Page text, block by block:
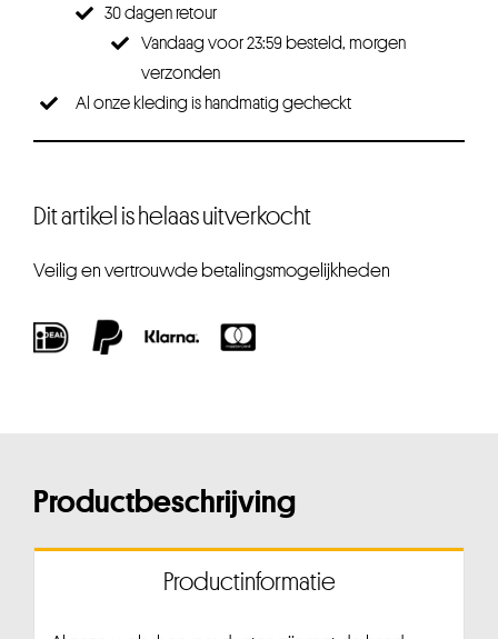
30 dagen retour
Vandaag voor 23:59 besteld, morgen
verzonden
Al onze kleding is handmatig gecheckt
Dit artikel is helaas uitverkocht
Veilig en vertrouwde betalingsmogelijkheden
Productbeschrijving
Productinformatie